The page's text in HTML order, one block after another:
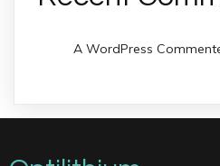
A WordPress